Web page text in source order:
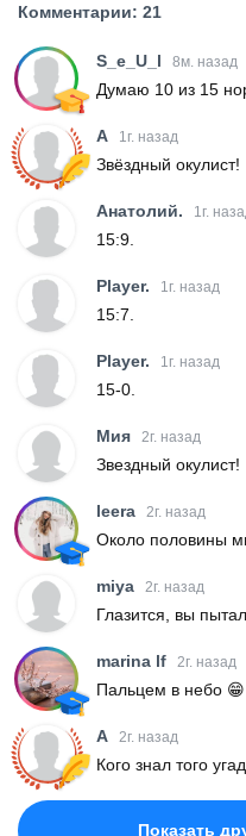
Комментарии: 21
S_e_U_l 8м. назад
Думаю 10 из 15
A 1г. назад
Звёздный окулист!
Анатолий. 1г.
15:9.
Player. 1г. назад
15:7.
Player. 1г. назад
15-0.
Мия 2г. назад
Звездный окулист!
leera 2г. назад
Около половины
miya 2г. назад
Глазится, вы
marina lf 2г. назад
Пальцем в небо 😁
A 2г. назад
Кого знал того
Показать